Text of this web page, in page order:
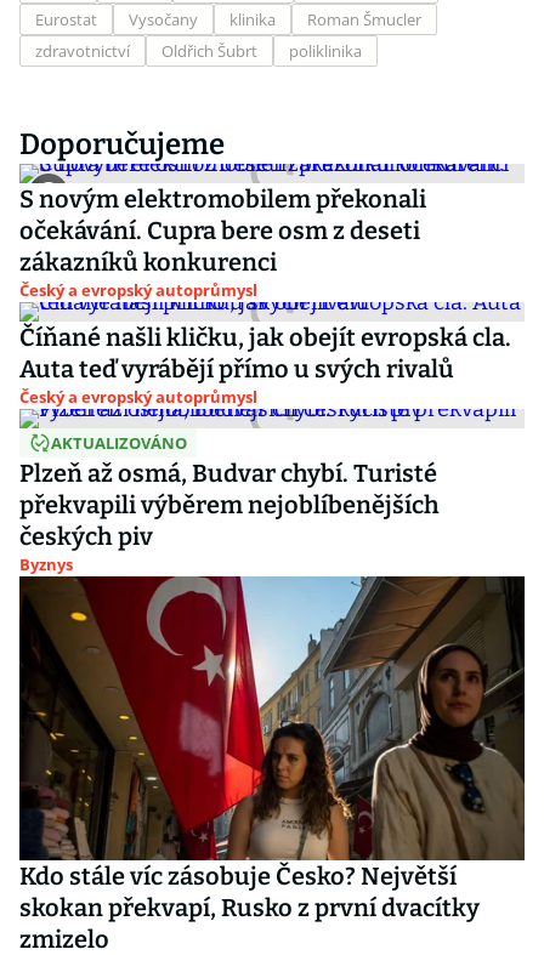
Eurostat
Vysočany klinika
Roman Šmucler
zdravotnictví
Oldřich Šubrt poliklinika
Doporučujeme
S novým elektromobilem překonali
očekávání. Cupra bere osm z deseti
zákazníků konkurenci
Český a evropský autoprůmysl
Číňané našli kličku, jak obejít evropská cla.
Auta teď vyrábějí přímo u svých rivalů
Český a evropský autoprůmysl
AKTUALIZOVÁNO
Plzeň až osmá, Budvar chybí. Turisté
překvapili výběrem nejoblíbenějších
českých piv
Byznys
Kdo stále víc zásobuje Česko? Největší
skokan překvapí, Rusko z první dvacítky
zmizelo